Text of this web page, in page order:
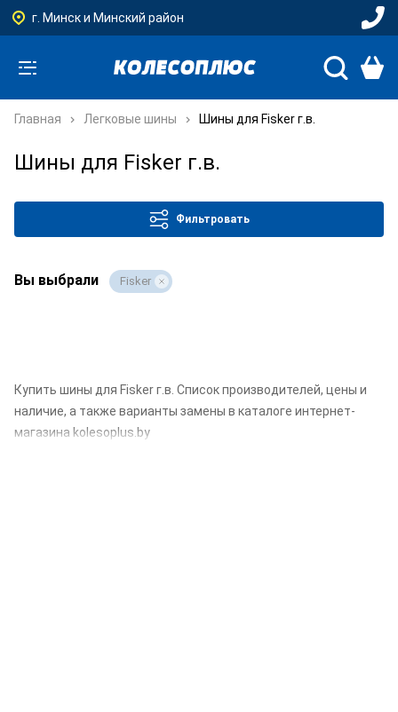
г. Минск и Минский район
Главная Легковые шины Шины для Fisker г.в.
Шины для Fisker г.в.
Фильтровать
Вы выбрали Fisker
Купить шины для Fisker г.в. Список производителей, цены и
наличие, а также варианты замены в каталоге интернет-
магазина kolesoplus.by